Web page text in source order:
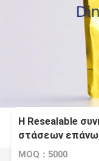
Η Resealable
στάσεων
φερμουάρ για
MOQ：5000